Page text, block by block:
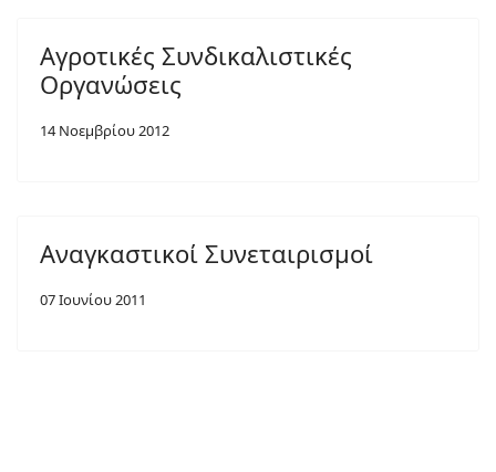
Αγροτικές Συνδικαλιστικές
Οργανώσεις
14 Νοεμβρίου 2012
Αναγκαστικοί Συνεταιρισμοί
07 Ιουνίου 2011